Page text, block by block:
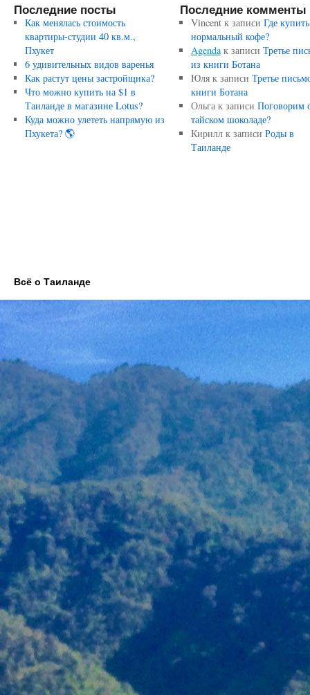
Последние посты
Как менялась стоимость
квартиры-студии 40 кв.м.,
Пхукет
6 удивительных видов варенья
Как растут цены застройщика?
Что можно купить на $1 в
Таиланде в магазине Lotus?
Куда можно улететь напрямую из
Пхукета? 🌎
Последние комменты
Vincentк записи Где купить
нормальный кофе?
Agendaк записи Третье
из книги Ботана
Юляк записи Третье
книги Ботана
Ольгак записи Поговорим
тайском шоколаде?
Кириллк записи Роды в
Таиланде
Всё о Таиланде